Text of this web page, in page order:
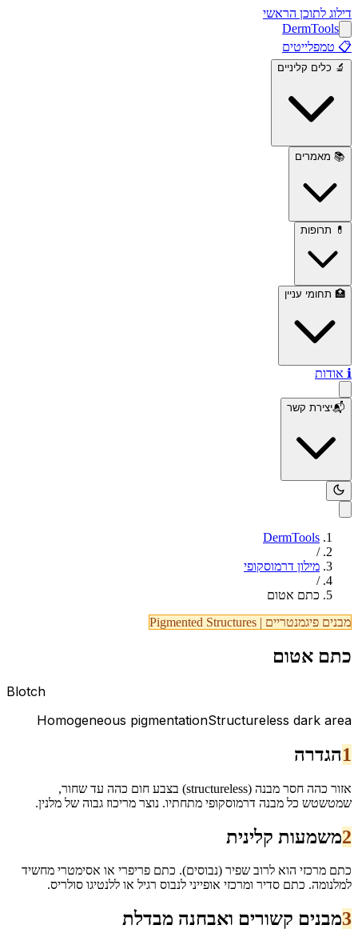
דילוג לתוכן הראשי
DermTools
📋 טמפלייטים
🔬 כלים קליניים
📚 מאמרים
💊 תרופות
🏥 תחומי עניין
ℹ️ אודות
📬יצירת קשר
DermTools
/
מילון דרמוסקופי
/
כתם אטום
מבנים פיגמנטריים |
Pigmented Structures
כתם אטום
Blotch
Structureless dark area
Homogeneous pigmentation
1הגדרה
אזור כהה חסר מבנה (structureless) בצבע חום כהה עד שחור,
שמטשטש כל מבנה דרמוסקופי מתחתיו. נוצר מריכוז גבוה של מלנין.
2משמעות קלינית
כתם מרכזי הוא לרוב שפיר (נבוסים). כתם פריפרי או אסימטרי מחשיד
למלנומה. כתם סדיר ומרכזי אופייני לנבוס רגיל או ללנטיגו סולריס.
3מבנים קשורים ואבחנה מבדלת